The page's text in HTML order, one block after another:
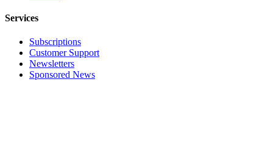
Services
Subscriptions
Customer Support
Newsletters
Sponsored News